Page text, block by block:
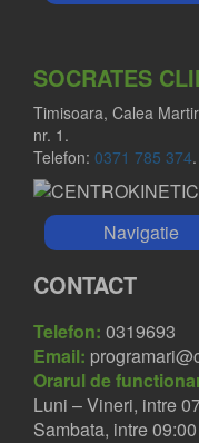
SOCRATES
Timisoara, Calea
nr. 1.
Telefon: 0371 785 374.
Navigatie
CONTACT
Telefon: 0319693
Email:
Orarul de
Luni – Vineri, intre
Sambata, intre